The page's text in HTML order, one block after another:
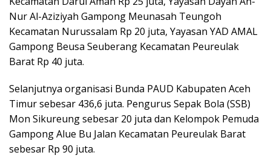
Nur Al-Aziziyah Gampong Meunasah Teungoh
Kecamatan Nurussalam Rp 20 juta, Yayasan YAD AMAL
Gampong Beusa Seuberang Kecamatan Peureulak
Barat Rp 40 juta.
Selanjutnya organisasi Bunda PAUD Kabupaten Aceh
Timur sebesar 436,6 juta. Pengurus Sepak Bola (SSB)
Mon Sikureung sebesar 20 juta dan Kelompok Pemuda
Gampong Alue Bu Jalan Kecamatan Peureulak Barat
sebesar Rp 90 juta.